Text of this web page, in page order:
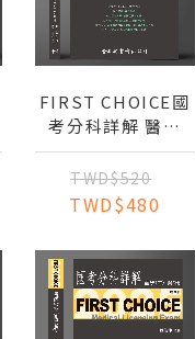
FIRST CHOICE國
考分科詳解 醫學
（五）第3冊 胃外
科、小腸外科、肝
臟外科、 膽道外
科、胰臟外科、乳
房外科_2025
TWD$520
TWD$480